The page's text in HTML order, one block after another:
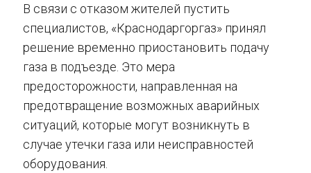
В связи с отказом жителей пустить
специалистов, «Краснодаргоргаз» принял
решение временно приостановить подачу
газа в подъезде. Это мера
предосторожности, направленная на
предотвращение возможных аварийных
ситуаций, которые могут возникнуть в
случае утечки газа или неисправностей
оборудования.